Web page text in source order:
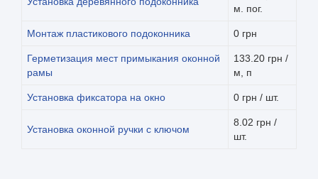
м. пог.
Монтаж пластикового подоконника 0 грн
Герметизация мест примыкания оконной
рамы
133.20 грн /
м, п
Установка фиксатора на окно 0 грн / шт.
Установка оконной ручки с ключом
8.02 грн /
шт.